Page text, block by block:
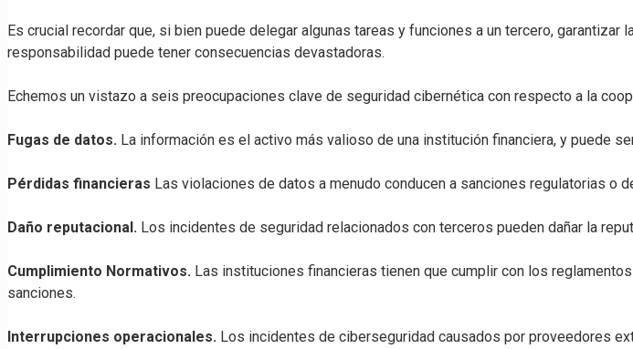
Es crucial recordar que, si bien puede delegar algunas tareas y funciones a un tercero,
responsabilidad puede tener consecuencias devastadoras.
Echemos un vistazo a seis preocupaciones clave de seguridad cibernética con respecto a la
Fugas de datos. La información es el activo más valioso de una institución financiera, y puede
Pérdidas financieras Las violaciones de datos a menudo conducen a sanciones regulatorias o
Daño reputacional. Los incidentes de seguridad relacionados con terceros pueden dañar la
Cumplimiento Normativos. Las instituciones financieras tienen que cumplir con los
sanciones.
Interrupciones operacionales. Los incidentes de ciberseguridad causados por proveedores